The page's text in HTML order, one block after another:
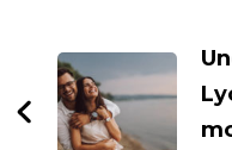
d'article